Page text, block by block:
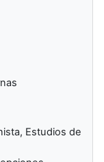
Estudios de